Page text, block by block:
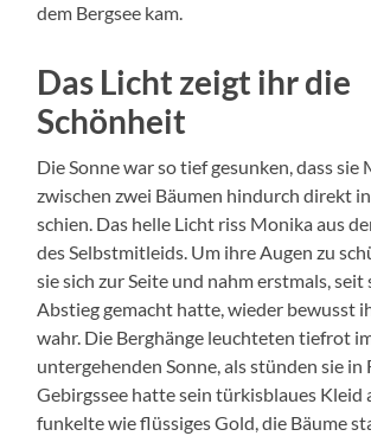
dem Bergsee kam.
Das Licht zeigt ihr die
Schönheit
Die Sonne war so tief gesunken, dass sie
zwischen zwei Bäumen hindurch direkt
schien. Das helle Licht riss Monika aus
des Selbstmitleids. Um ihre Augen zu
sie sich zur Seite und nahm erstmals, seit
Abstieg gemacht hatte, wieder bewusst
wahr. Die Berghänge leuchteten tiefrot
untergehenden Sonne, als stünden sie in
Gebirgssee hatte sein türkisblaues Kleid
funkelte wie flüssiges Gold, die Bäume